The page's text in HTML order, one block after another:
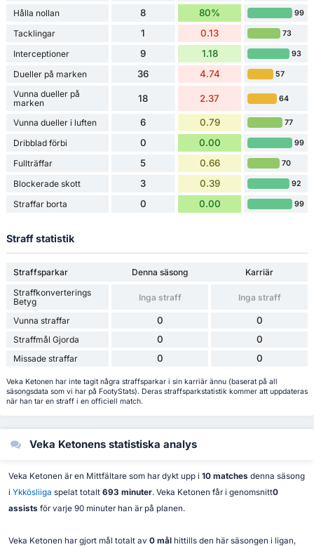
Hålla nollan 8 80% 99
Tacklingar 1 0.13 73
Interceptioner 9 1.18 93
Dueller på marken 36 4.74 57
Vunna dueller på
marken
18 2.37 64
Vunna dueller i luften 6 0.79 77
Dribblad förbi 0 0.00 99
Fullträffar 5 0.66 70
Blockerade skott 3 0.39 92
Straffar borta 0 0.00 99
Straff statistik
Straffsparkar Denna säsong
Karriär
Straffkonverterings
Betyg
Inga straff Inga straff
Vunna straffar 0 0
Straffmål Gjorda 0 0
Missade straffar 0 0
Veka Ketonen har inte tagit några straffsparkar i sin karriär ännu (baserat på all
säsongsdata som vi har på FootyStats). Deras straffsparkstatistik kommer att uppdateras
när han tar en straff i en officiell match.
Veka Ketonens statistiska analys
Veka Ketonen är en Mittfältare som har dykt upp i 10 matches denna säsong
i Ykkösliiga spelat totalt 693 minuter. Veka Ketonen får i genomsnitt0
assists för varje 90 minuter han är på planen.
Veka Ketonen har gjort mål totalt av 0 mål hittills den här säsongen i ligan,